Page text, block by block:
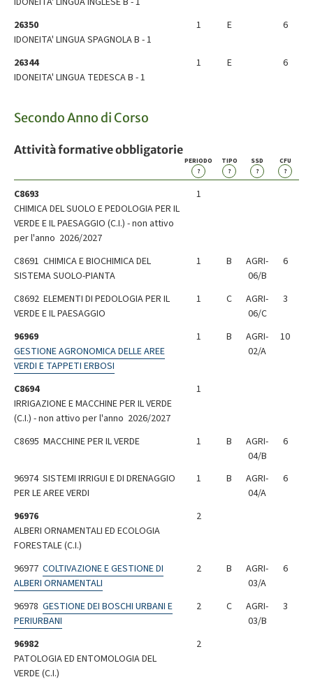
26350
IDONEITA' LINGUA SPAGNOLA B - 1
1 E 6
26344
IDONEITA' LINGUA TEDESCA B - 1
1 E 6
Secondo Anno di Corso
Attività formative obbligatorie
PERIODO
?
TIPO
?
SSD
?
CFU
?
C8693
CHIMICA DEL SUOLO E PEDOLOGIA PER IL
VERDE E IL PAESAGGIO (C.I.) - non attivo
per l'anno 2026/2027
1
C8691 CHIMICA E BIOCHIMICA DEL
SISTEMA SUOLO-PIANTA
1 B
AGRI-
06/B
6
C8692 ELEMENTI DI PEDOLOGIA PER IL
VERDE E IL PAESAGGIO
1 C
AGRI-
06/C
3
96969
GESTIONE AGRONOMICA DELLE AREE
VERDI E TAPPETI ERBOSI
1 B
AGRI-
02/A
10
C8694
IRRIGAZIONE E MACCHINE PER IL VERDE
(C.I.) - non attivo per l'anno 2026/2027
1
C8695 MACCHINE PER IL VERDE 1 B
AGRI-
04/B
6
96974 SISTEMI IRRIGUI E DI DRENAGGIO
PER LE AREE VERDI
1 B
AGRI-
04/A
6
96976
ALBERI ORNAMENTALI ED ECOLOGIA
FORESTALE (C.I.)
2
96977 COLTIVAZIONE E GESTIONE DI
ALBERI ORNAMENTALI
2 B
AGRI-
03/A
6
96978 GESTIONE DEI BOSCHI URBANI E
PERIURBANI
2 C
AGRI-
03/B
3
96982
PATOLOGIA ED ENTOMOLOGIA DEL
VERDE (C.I.)
2